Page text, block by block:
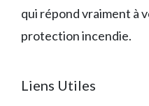
qui répond vraiment à
protection incendie.
Liens Utiles